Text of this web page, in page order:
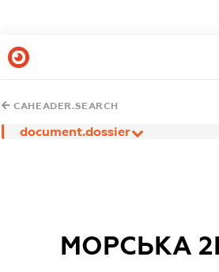
CAHEADER.SEARCH
document.dossier
МОРСЬКА